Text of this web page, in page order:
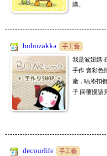
購。
bobozakka
手工藝
我是波妞媽
手作 賣彩色
廠，噴漆扣
子 回覆慢請
decourlife
手工藝